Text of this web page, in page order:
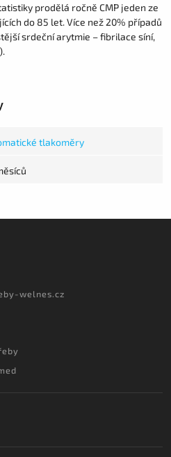
prodělá ročně CMP jeden ze
do 85 let. Více než 20% případů
srdeční arytmie – fibrilace síní,
tlakoměry
welnes.cz